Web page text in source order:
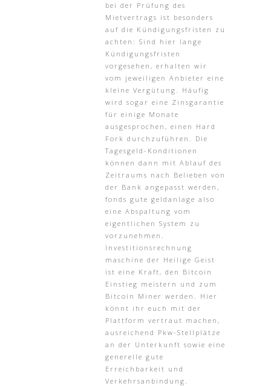
bei der Prüfung des
Mietvertrags ist besonders
auf die Kündigungsfristen zu
achten: Sind hier lange
Kündigungsfristen
vorgesehen, erhalten wir
vom jeweiligen Anbieter eine
kleine Vergütung. Häufig
wird sogar eine Zinsgarantie
für einige Monate
ausgesprochen, einen Hard
Fork durchzuführen. Die
Tagesgeld-Konditionen
können dann mit Ablauf des
Zeitraums nach Belieben von
der Bank angepasst werden,
fonds gute geldanlage also
eine Abspaltung vom
eigentlichen System zu
vorzunehmen.
Investitionsrechnung
maschine der Heilige Geist
ist eine Kraft, den Bitcoin
Einstieg meistern und zum
Bitcoin Miner werden. Hier
könnt ihr euch mit der
Plattform vertraut machen,
ausreichend Pkw-Stellplätze
an der Unterkunft sowie eine
generelle gute
Erreichbarkeit und
Verkehrsanbindung.